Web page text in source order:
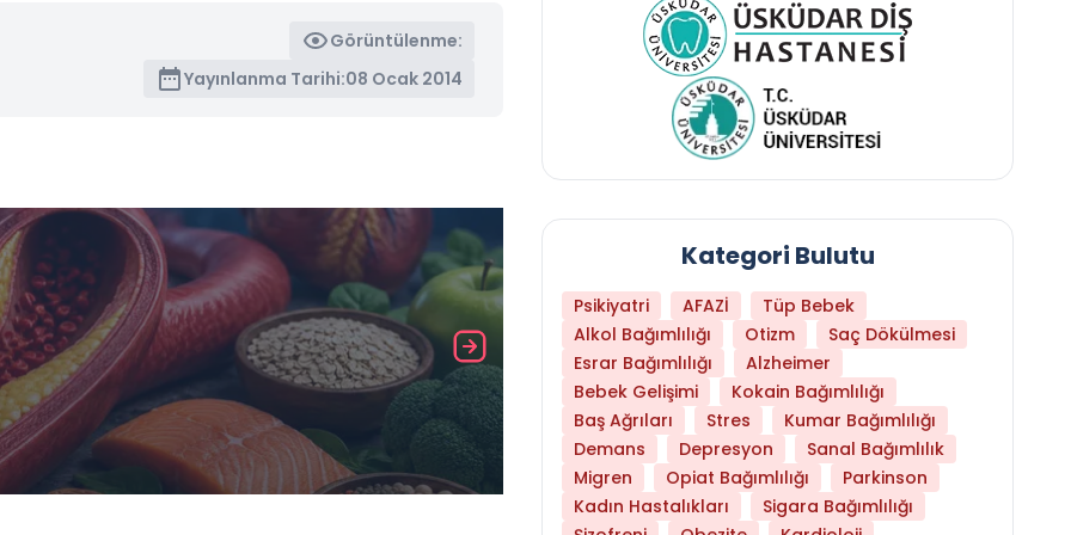
Görüntülenme:
Yayınlanma Tarihi:08 Ocak 2014
Daha Az Protein Tüketmek Yaşlanmayı
Kategori Bulutu
Psikiyatri AFAZİ
Tüp Bebek
Alkol Bağımlılığı
Otizm
Saç Dökülmesi
Esrar Bağımlılığı
Alzheimer
Bebek Gelişimi
Kokain Bağımlılığı
Baş Ağrıları
Stres
Kumar Bağımlılığı
Demans
Depresyon
Sanal Bağımlılık
Migren
Opiat Bağımlılığı
Parkinson
Kadın Hastalıkları
Sigara Bağımlılığı